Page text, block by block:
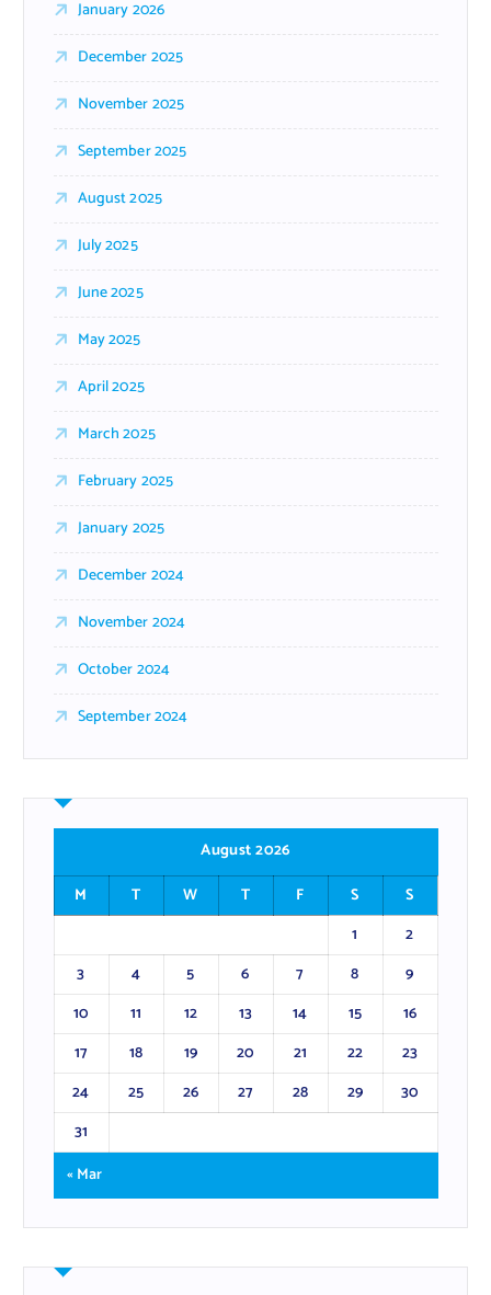
January 2026
December 2025
November 2025
September 2025
August 2025
July 2025
June 2025
May 2025
April 2025
March 2025
February 2025
January 2025
December 2024
November 2024
October 2024
September 2024
August 2026
M
T W T F S
S
1
2
3
4 5 6 7 8
9
10
11 12 13 14 15
16
17
18 19 20 21 22
23
24
25 26 27 28 29
30
31
« Mar